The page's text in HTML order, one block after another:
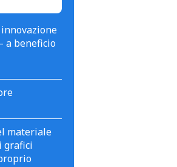
a beneficio
materiale
grafici